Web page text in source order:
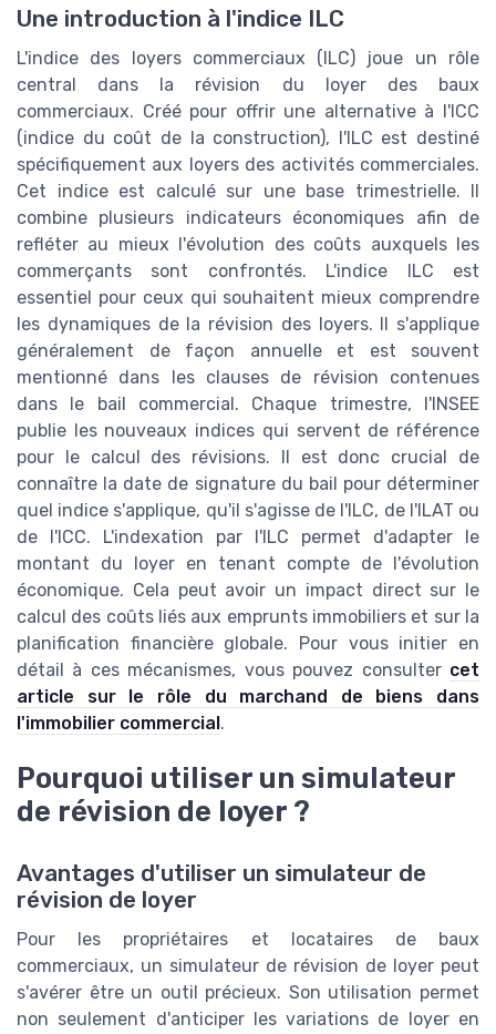
Une introduction à l'indice ILC
L'indice des loyers commerciaux (ILC) joue un rôle
central dans la révision du loyer des baux
commerciaux. Créé pour offrir une alternative à l'ICC
(indice du coût de la construction), l'ILC est destiné
spécifiquement aux loyers des activités commerciales.
Cet indice est calculé sur une base trimestrielle. Il
combine plusieurs indicateurs économiques afin de
refléter au mieux l'évolution des coûts auxquels les
commerçants sont confrontés. L'indice ILC est
essentiel pour ceux qui souhaitent mieux comprendre
les dynamiques de la révision des loyers. Il s'applique
généralement de façon annuelle et est souvent
mentionné dans les clauses de révision contenues
dans le bail commercial. Chaque trimestre, l'INSEE
publie les nouveaux indices qui servent de référence
pour le calcul des révisions. Il est donc crucial de
connaître la date de signature du bail pour déterminer
quel indice s'applique, qu'il s'agisse de l'ILC, de l'ILAT ou
de l'ICC. L'indexation par l'ILC permet d'adapter le
montant du loyer en tenant compte de l'évolution
économique. Cela peut avoir un impact direct sur le
calcul des coûts liés aux emprunts immobiliers et sur la
planification financière globale. Pour vous initier en
détail à ces mécanismes, vous pouvez consulter cet
article sur le rôle du marchand de biens dans
l'immobilier commercial.
Pourquoi utiliser un simulateur
de révision de loyer ?
Avantages d'utiliser un simulateur de
révision de loyer
Pour les propriétaires et locataires de baux
commerciaux, un simulateur de révision de loyer peut
s'avérer être un outil précieux. Son utilisation permet
non seulement d'anticiper les variations de loyer en